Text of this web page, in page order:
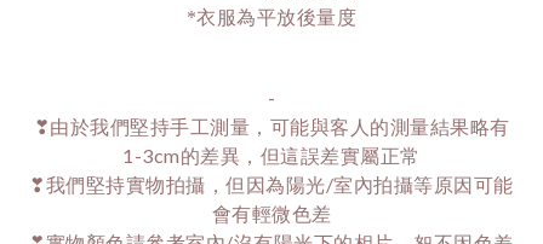
*衣服為平放後量度
-
❣由於我們堅持手工測量，可能與客人的測量結果略有
1-3cm的差異，但這誤差實屬正常
❣我們堅持實物拍攝，但因為陽光/室內拍攝等原因可能
會有輕微色差